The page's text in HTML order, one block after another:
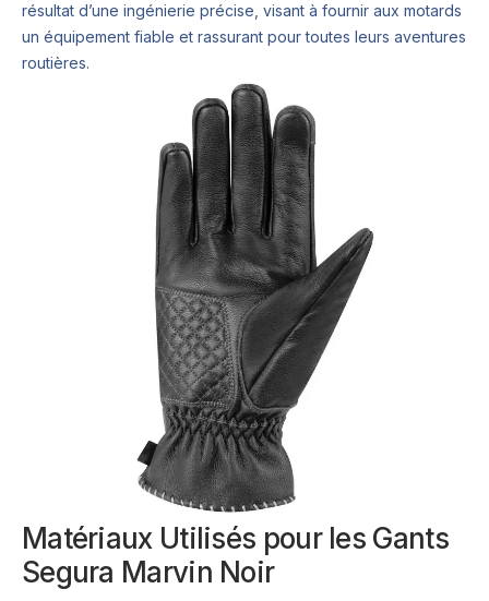
résultat d’une ingénierie précise, visant à fournir aux motards
un équipement fiable et rassurant pour toutes leurs aventures
routières.
Matériaux Utilisés pour les Gants
Segura Marvin Noir